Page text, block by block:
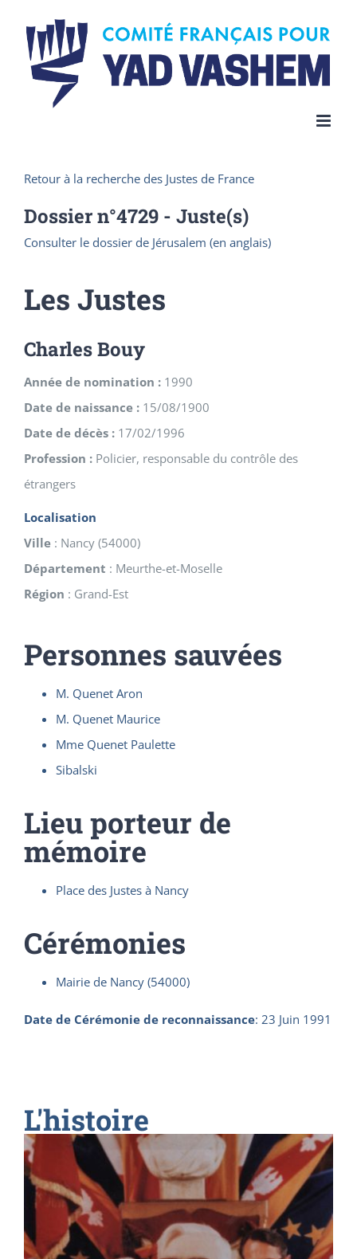
content
Retour à la recherche des Justes de France
Dossier n°4729 - Juste(s)
Consulter le dossier de Jérusalem (en anglais)
Les Justes
Charles Bouy
Année de nomination : 1990
Date de naissance : 15/08/1900
Date de décès : 17/02/1996
Profession : Policier, responsable du contrôle des
étrangers
Localisation
Ville : Nancy (54000)
Département : Meurthe-et-Moselle
Région : Grand-Est
Personnes sauvées
M. Quenet Aron
M. Quenet Maurice
Mme Quenet Paulette
Sibalski
Lieu porteur de
mémoire
Place des Justes à Nancy
Cérémonies
Mairie de Nancy (54000)
Date de Cérémonie de reconnaissance: 23 Juin 1991
L'histoire